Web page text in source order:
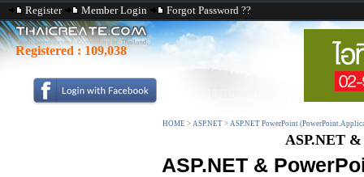
Register Member Login Forgot Password ??
Registered : 109,038
HOME > ASP.NET > ASP.NET PowerPoint
ASP.NET &
ASP.NET &